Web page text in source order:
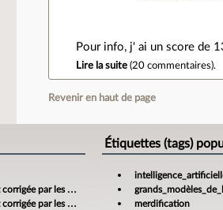
Pour info, j' ai un score de
Lire la suite (20 commentaires).
Revenir en haut de page
par les banques
par les banques
Étiquettes (tags)
merdification